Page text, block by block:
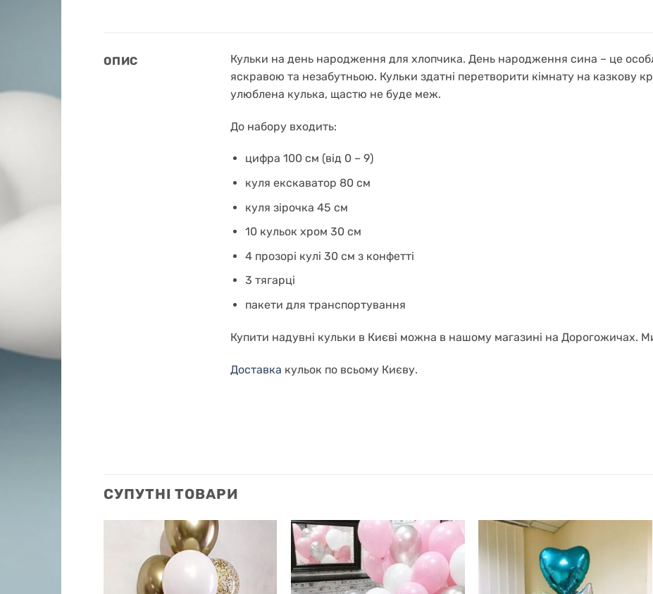
ОПИС
Кульки на день народження для хлопчика. День народження сина – це
яскравою та незабутньою. Кульки здатні перетворити кімнату на казкову
улюблена кулька, щастю не буде меж.
До набору входить:
цифра 100 см (від 0 – 9)
куля екскаватор 80 см
куля зірочка 45 см
10 кульок хром 30 см
4 прозорі кулі 30 см з конфетті
3 тягарці
пакети для транспортування
Купити надувні кульки в Києві можна в нашому магазині на Дорогожичах.
Доставка кульок по всьому Києву.
СУПУТНІ ТОВАРИ